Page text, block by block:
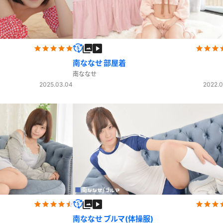
2025.03.04
南ななせ 部屋着
南ななせ
南ななせ ブルマ(体操服)